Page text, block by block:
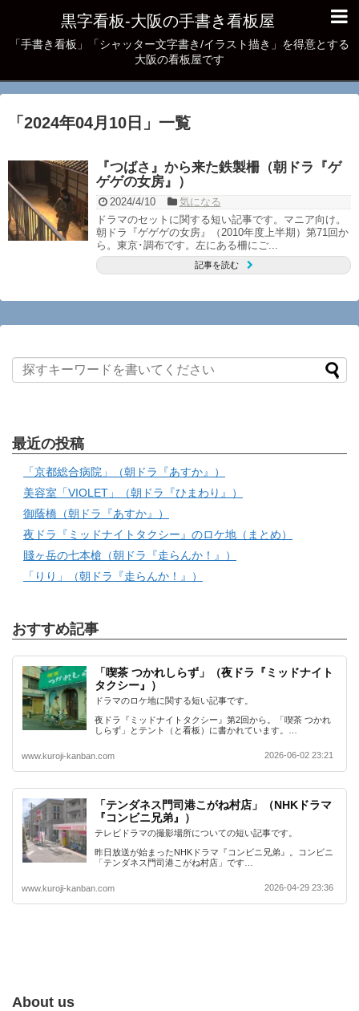
黒字看板‐大阪の手書き看板屋
「手書き看板」「シャッター文字書き/イラスト描き」を得意とする
大阪の看板屋です
「 2024年04月10日 」 一覧
『つばさ』から来た鉄製柵（朝ドラ『ゲ
ゲゲの女房』）
2024/4/10
気になる
ドラマのセットに関する短い記事です。マニア向け。
朝ドラ『ゲゲゲの女房』（2010年度上半期）第71回か
ら。東京･調布です。左にある柵にご...
記事を読む
最近の投稿
「京都総合病院」（朝ドラ『あすか』）
美容室「VIOLET」（朝ドラ『ひまわり』）
御蔭橋（朝ドラ『あすか』）
夜ドラ『ミッドナイトタクシー』のロケ地（まとめ）
賤ヶ岳の七本槍（朝ドラ『走らんか！』）
「りり」（朝ドラ『走らんか！』）
おすすめ記事
「喫茶 つかれしらず」（夜ドラ『ミッドナイト
タクシー』）
ドラマのロケ地に関する短い記事です。
夜ドラ『ミッドナイトタクシー』第2回から。「喫茶 つかれ
しらず」とテント（と看板）に書かれています。…
www.kuroji-kanban.com 2026-06-02 23:21
「テンダネス門司港こがね村店」（NHKドラマ
『コンビニ兄弟』）
テレビドラマの撮影場所についての短い記事です。
昨日放送が始まったNHKドラマ『コンビニ兄弟』。コンビニ
「テンダネス門司港こがね村店」です…
www.kuroji-kanban.com 2026-04-29 23:36
About us